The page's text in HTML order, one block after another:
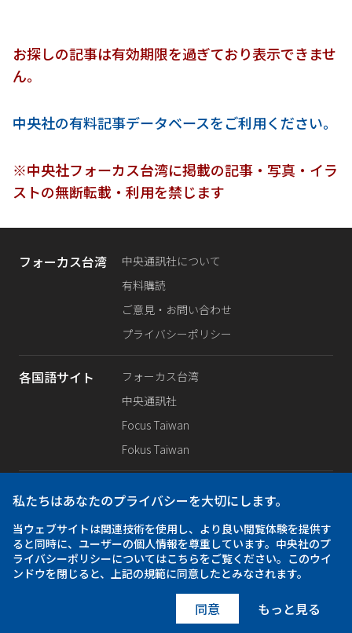
お探しの記事は有効期限を過ぎており表示できませ
ん。
中央社の有料記事データベースをご利用ください。
※中央社フォーカス台湾に掲載の記事・写真・イラ
ストの無断転載・利用を禁じます
フォーカス台湾
中央通訊社について
有料購読
ご意見・お問い合わせ
プライバシーポリシー
各国語サイト
フォーカス台湾
中央通訊社
Focus Taiwan
Fokus Taiwan
SNS公式
Facebook
Instagram
アプリ
iOS
私たちはあなたのプライバシーを大切にします。
当ウェブサイトは関連技術を使用し、より良い閲覧体験を提供す
ると同時に、ユーザーの個人情報を尊重しています。中央社のプ
ライバシーポリシーについてはこちらをご覧ください。このウイ
ンドウを閉じると、上記の規範に同意したとみなされます。
同意 もっと見る